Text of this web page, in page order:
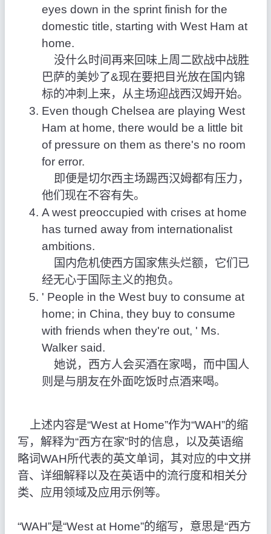
eyes down in the sprint finish for the
domestic title, starting with West Ham at
home.
没什么时间再来回味上周二欧战中战胜
巴萨的美妙了&现在要把目光放在国内锦
标的冲刺上来，从主场迎战西汉姆开始。
Even though Chelsea are playing West
Ham at home, there would be a little bit
of pressure on them as there's no room
for error.
即便是切尔西主场踢西汉姆都有压力，
他们现在不容有失。
A west preoccupied with crises at home
has turned away from internationalist
ambitions.
国内危机使西方国家焦头烂额，它们已
经无心于国际主义的抱负。
' People in the West buy to consume at
home; in China, they buy to consume
with friends when they're out, ' Ms.
Walker said.
她说，西方人会买酒在家喝，而中国人
则是与朋友在外面吃饭时点酒来喝。
上述内容是“West at Home”作为“WAH”的缩
写，解释为“西方在家”时的信息，以及英语缩
略词WAH所代表的英文单词，其对应的中文拼
音、详细解释以及在英语中的流行度和相关分
类、应用领域及应用示例等。
“WAH”是“West at Home”的缩写，意思是“西方